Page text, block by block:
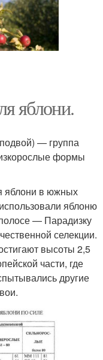
яблони.
— группа
формы
яблони в южных
яблоню
— Парадизку
селекции.
высоты 2,5
части, где
другие